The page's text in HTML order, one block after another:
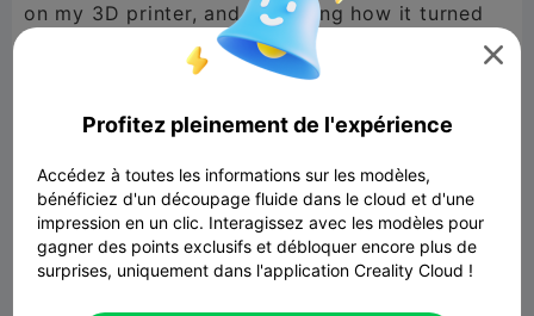
on my 3D printer, and I'm loving how it turned
out. The mint green color is unexpected, but it
totally works, giving the design a unique, almost
vintage feel
@Red Bros P&P

Profitez pleinement de l'expérience
Accédez à toutes les informations sur les modèles,
bénéficiez d'un découpage fluide dans le cloud et d'une
impression en un clic. Interagissez avec les modèles pour
gagner des points exclusifs et débloquer encore plus de
surprises, uniquement dans l'application Creality Cloud !